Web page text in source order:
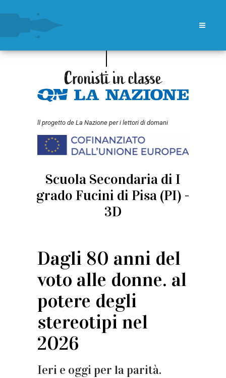
ll progetto de La Nazione per i lettori di domani
Scuola Secondaria di I
grado Fucini di Pisa (PI) -
3D
Dagli 80 anni del
voto alle donne. al
potere degli
stereotipi nel
2026
Ieri e oggi per la parità.